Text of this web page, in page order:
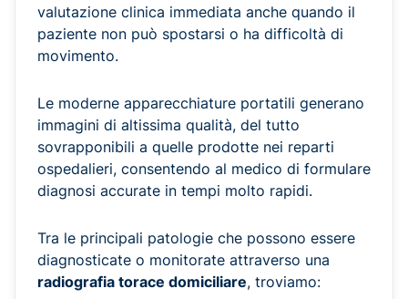
valutazione clinica immediata anche quando il
paziente non può spostarsi o ha difficoltà di
movimento.
Le moderne apparecchiature portatili generano
immagini di altissima qualità, del tutto
sovrapponibili a quelle prodotte nei reparti
ospedalieri, consentendo al medico di formulare
diagnosi accurate in tempi molto rapidi.
Tra le principali patologie che possono essere
diagnosticate o monitorate attraverso una
radiografia torace domiciliare, troviamo: